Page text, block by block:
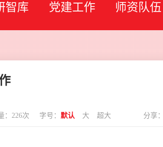
智库 党建工作 师资队伍
： 226次 字号： 默认 大 超大 分享：